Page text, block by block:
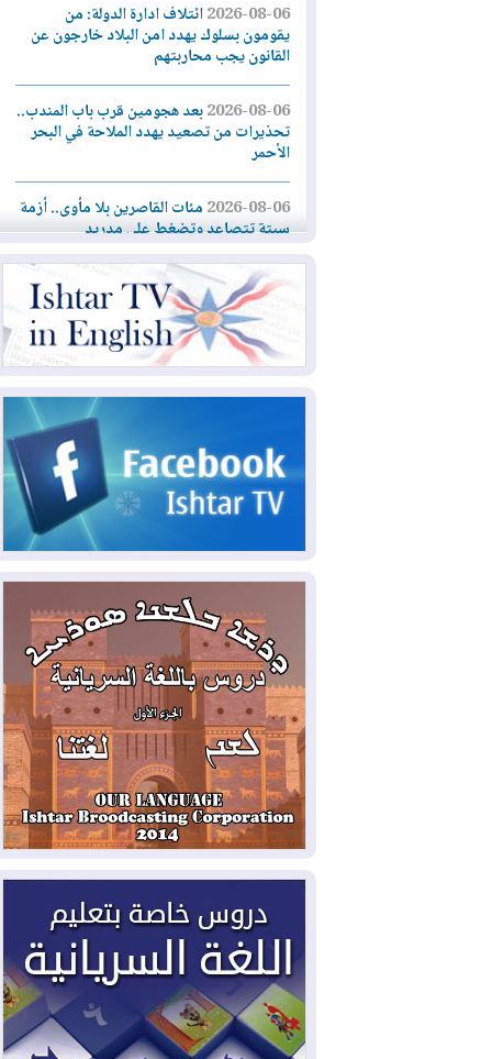
2026-08-06ائتلاف ادارة الدولة: من
يقومون بسلوك يهدد امن البلاد خارجون عن
القانون يجب محاربتهم
2026-08-06بعد هجومين قرب باب المندب..
تحذيرات من تصعيد يهدد الملاحة في البحر
الأحمر
2026-08-06مئات القاصرين بلا مأوى.. أزمة
سبتة تتصاعد وتضغط على مدريد
2026-08-05
لمدة عام.. بدء توريد 100
مليون قدم مكعب يومياً من غاز كورمور في
إقليم كوردستان إلى وزارة الكهرباء العراقية
ملامح أخطر التحديات التي تواجه العراق
2026-08-05
حرائق فرنسا.. توقيف 402
شخص بينهم 156 قاصرا منذ بداية موسم
الحرائق
2026-08-04سومو: إنتاج النفط في إقليم
كوردستان انخفض إلى أقل من 10%
2026-08-04ملفات حقبة الكاظمي تعود إلى
الواجهة.. أنباء عن مراجعات قضائية
وتحقيقات أوسع في قضايا فساد
2026-08-04بيترو يشكو تزوير الانتخابات
الرئاسية ويحذر من "حرب أهلية" في
كولومبيا
2026-08-03رئيس إقليم كوردستان في
2026-08-03العراق يؤكد مجدداً التزامه
بمنع الهجمات على الدول المجاورة
2026-08-03العجز والاقتراض يطوقان
المالية العراقية.. اقتراض يتجاوز 3 تريليونات
دينار!